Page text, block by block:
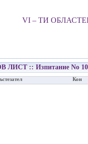
VI – ТИ
ЛИСТ :: Изпитание No 10
Кон